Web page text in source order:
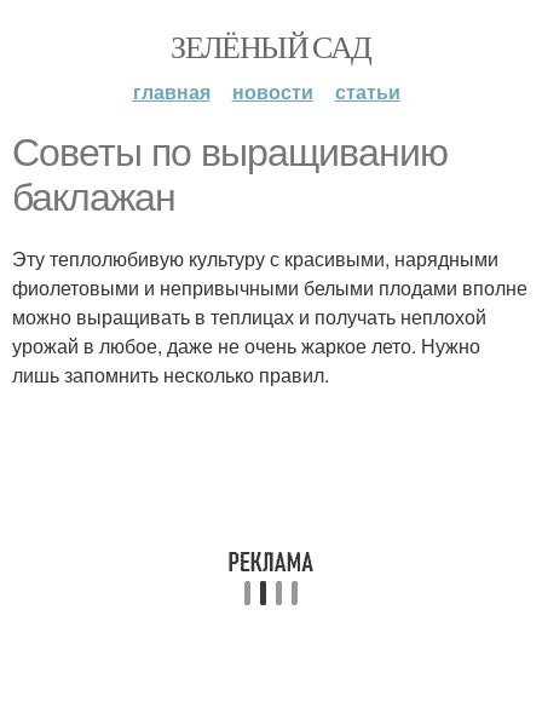
ЗЕЛЁНЫЙ САД
главная новости статьи
Советы по выращиванию
баклажан
Эту теплолюбивую культуру с красивыми, нарядными
фиолетовыми и непривычными белыми плодами вполне
можно выращивать в теплицах и получать неплохой
урожай в любое, даже не очень жаркое лето. Нужно
лишь запомнить несколько правил.